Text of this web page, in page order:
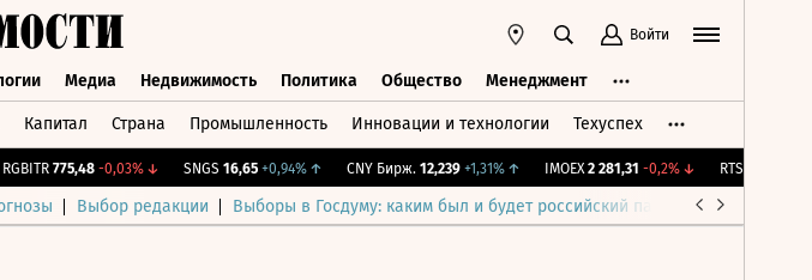
Войти
Медиа Недвижимость Политика Общество Менеджмент
Капитал Страна Промышленность Инновации и технологии Техуспех
RGBITR 775,48 -0,03%↓ SNGS 16,65 +0,94%↑ CNY Бирж. 12,239 +1,31%↑ IMOEX 2 281,31 -0,2%↓ RTSI 874,64
Выбор редакции Выборы в Госдуму: каким был и будет российский парламент